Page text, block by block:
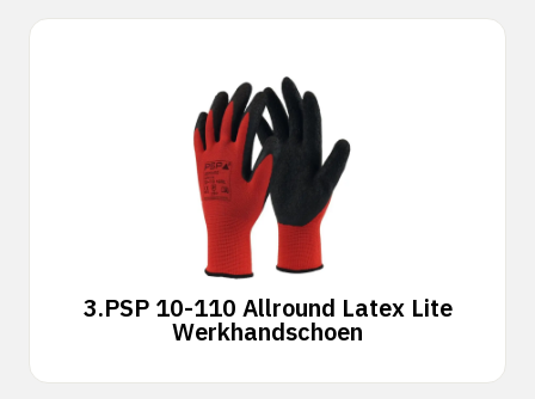
3.PSP 10-110 Allround Latex Lite
Werkhandschoen